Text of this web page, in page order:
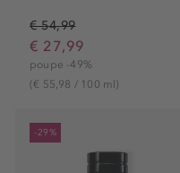
€ 54,99
€ 27,99
poupe -49%
(€ 55,98 / 100 ml)
-29%